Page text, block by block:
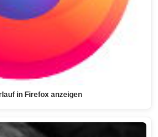
in Firefox anzeigen